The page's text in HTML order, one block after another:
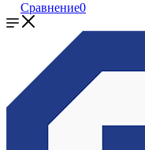
Сравнение0